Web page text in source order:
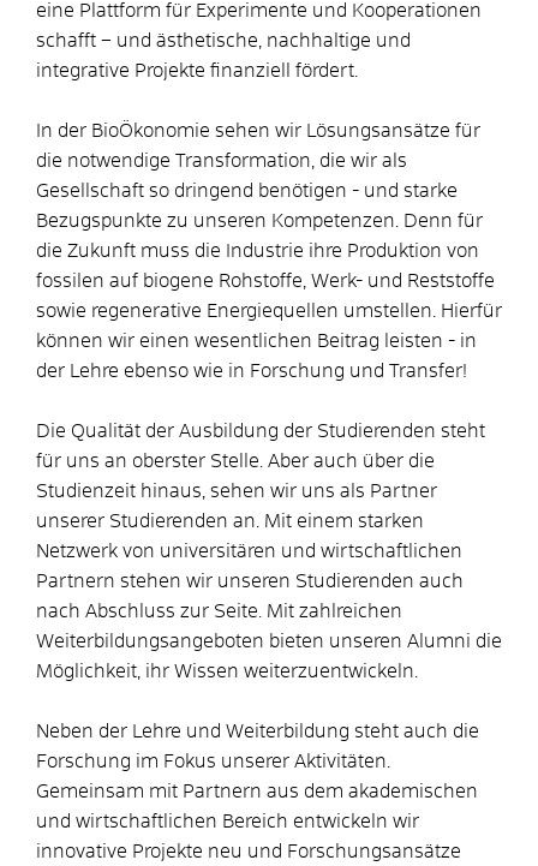
eine Plattform für Experimente und Kooperationen
schafft – und ästhetische, nachhaltige und
integrative Projekte finanziell fördert.
In der BioÖkonomie sehen wir Lösungsansätze für
die notwendige Transformation, die wir als
Gesellschaft so dringend benötigen - und starke
Bezugspunkte zu unseren Kompetenzen. Denn für
die Zukunft muss die Industrie ihre Produktion von
fossilen auf biogene Rohstoffe, Werk- und Reststoffe
sowie regenerative Energiequellen umstellen. Hierfür
können wir einen wesentlichen Beitrag leisten - in
der Lehre ebenso wie in Forschung und Transfer!
Die Qualität der Ausbildung der Studierenden steht
für uns an oberster Stelle. Aber auch über die
Studienzeit hinaus, sehen wir uns als Partner
unserer Studierenden an. Mit einem starken
Netzwerk von universitären und wirtschaftlichen
Partnern stehen wir unseren Studierenden auch
nach Abschluss zur Seite. Mit zahlreichen
Weiterbildungsangeboten bieten unseren Alumni die
Möglichkeit, ihr Wissen weiterzuentwickeln.
Neben der Lehre und Weiterbildung steht auch die
Forschung im Fokus unserer Aktivitäten.
Gemeinsam mit Partnern aus dem akademischen
und wirtschaftlichen Bereich entwickeln wir
innovative Projekte neu und Forschungsansätze